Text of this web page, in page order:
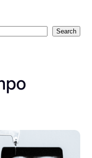
Search